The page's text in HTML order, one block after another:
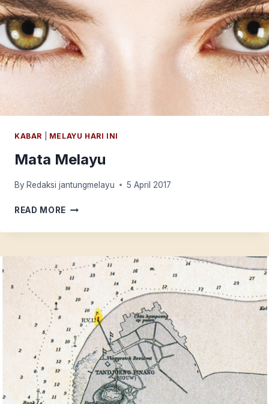
KABAR MELAYU HARI INI
Mata Melayu
By Redaksi jantungmelayu 5 April 2017
READ MORE MATA